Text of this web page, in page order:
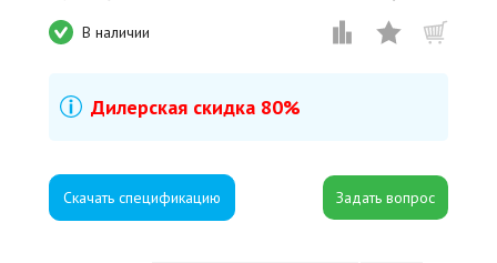
В наличии
Дилерская скидка 80%
Скачать спецификацию